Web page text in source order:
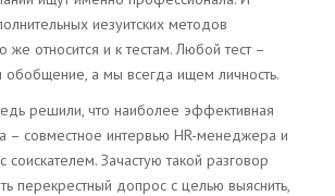
иезуитских методов
же относится и к тестам. Любой тест –
а мы всегда ищем личность.
решили, что наиболее эффективная
– совместное интервью HR-менеджера и
Зачастую такой разговор
перекрестный допрос с целью выяснить,